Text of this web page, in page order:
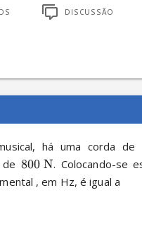
DISCUSSÃO
há uma corda de
800 N. Colocando-se
, em Hz, é igual a